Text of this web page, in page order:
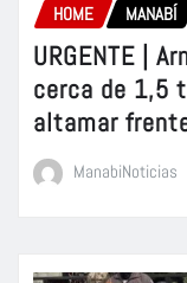
HOME MANABÍ
URGENTE |
cerca de 1,5
altamar
ManabiNoticias